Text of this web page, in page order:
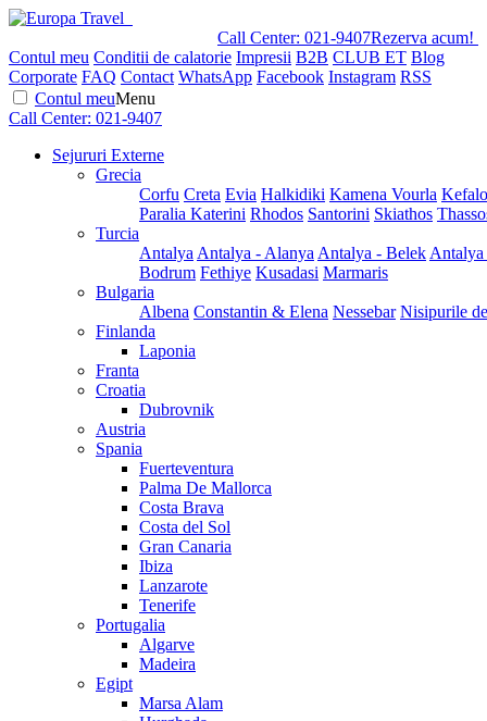
Call Center: 021-9407Rezerva acum!
Contul meu Conditii de calatorie Impresii B2B CLUB ET Blog
Corporate FAQ Contact WhatsApp Facebook Instagram RSS
Contul meuMenu
Call Center: 021-9407
Sejururi Externe
Grecia
Corfu Creta Evia Halkidiki Kamena Vourla
Paralia Katerini Rhodos Santorini Skiathos
Turcia
Antalya Antalya - Alanya Antalya - Belek
Bodrum Fethiye Kusadasi Marmaris
Bulgaria
Albena Constantin & Elena Nessebar Nisipurile
Finlanda
Laponia
Franta
Croatia
Dubrovnik
Austria
Spania
Fuerteventura
Palma De Mallorca
Costa Brava
Costa del Sol
Gran Canaria
Ibiza
Lanzarote
Tenerife
Portugalia
Algarve
Madeira
Egipt
Marsa Alam